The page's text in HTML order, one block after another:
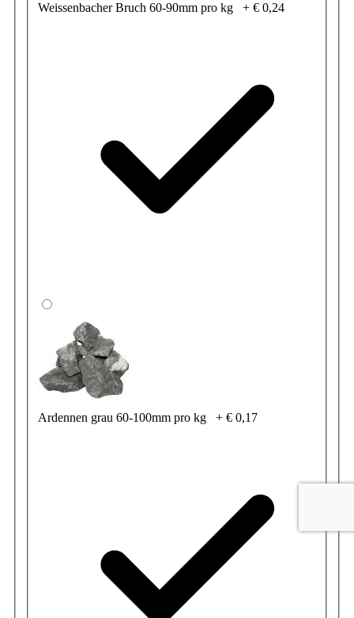
Weissenbacher Bruch 60-90mm pro kg + € 0,24
Ardennen grau 60-100mm pro kg + € 0,17